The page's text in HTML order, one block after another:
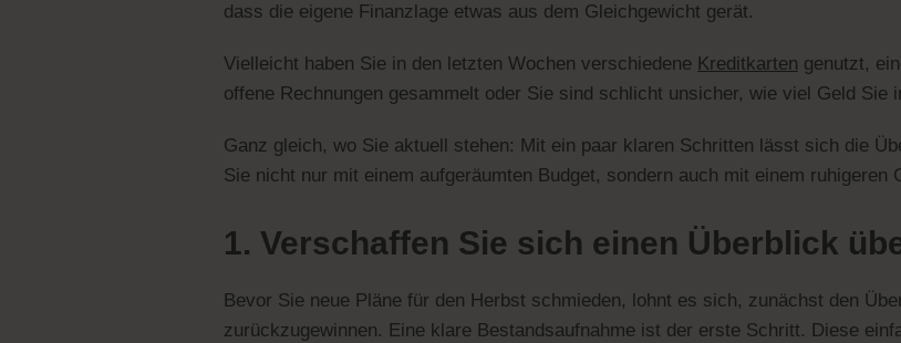
dass die eigene Finanzlage etwas aus dem Gleichgewicht gerät.
Vielleicht haben Sie in den letzten Wochen verschiedene Kreditkarten genutzt,
offene Rechnungen gesammelt oder Sie sind schlicht unsicher, wie viel Geld Sie
Ganz gleich, wo Sie aktuell stehen: Mit ein paar klaren Schritten lässt sich die
Sie nicht nur mit einem aufgeräumten Budget, sondern auch mit einem ruhigeren
1. Verschaffen Sie sich einen Überblick
Bevor Sie neue Pläne für den Herbst schmieden, lohnt es sich, zunächst den
zurückzugewinnen. Eine klare Bestandsaufnahme ist der erste Schritt. Diese